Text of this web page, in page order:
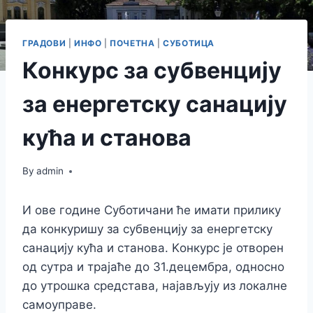
ГРАДОВИ ИНФО ПОЧЕТНА |СУБОТИЦА
Конкурс за субвенцију
за енергетску санацију
кућа и станова
By admin
И ове године Суботичани ће имати прилику
да конкуришу за субвенцију за енергетску
санацију кућа и станова. Kонкурс је отворен
од сутра и трајаће до 31.децембра, односно
до утрошка средстава, најављују из локалне
самоуправе.